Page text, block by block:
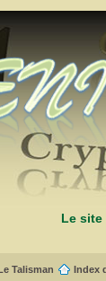
Le site
Talisman Index